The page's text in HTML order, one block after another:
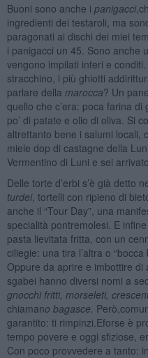
Buoni sono anche i panigacci
ingredienti dei testaroli, ma
paragonati ai dischi dei miei
i panigacci un 45. Sono anche
vengono impilati interi e
stracchino, i più ghiotti
parlare della marocca? Un
quello che c’era: poca farina
po’ di patate e olio di oliva. Si
altrettanto bene i salumi locali,
miele dop di castagne della
Vermentino di Luni e sei arrivato.
Delle torte d’erbi s’è già detto
turdei, tortelli con ripieno di
anche il “Tour Day”, una
specialità pontremolesi. E
pasta lievitata fritta, con un
ciliegie: una tira l’altra o “bocca
Oppure da aprire e imbottire
sgabei hanno diversi nomi a
gnocchi fritti, morseleti,
chiamano bagasce.
garantito: ti rimpinzi.Eforse è
tempo povere e oggi sfiziose,
Con poco provvedere a tanto: